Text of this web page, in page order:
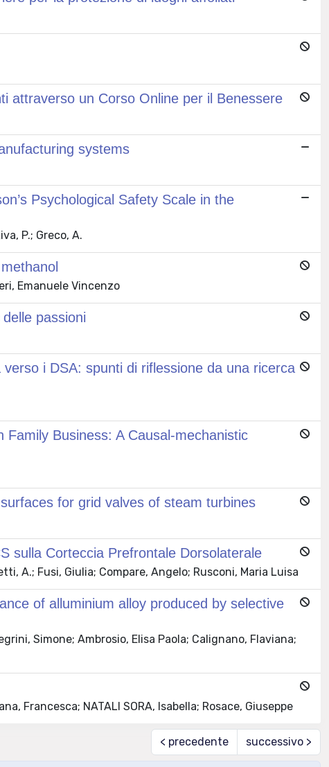
attraverso un Corso Online per il Benessere
systems
Psychological Safety Scale in the
P.; Greco, A.
Emanuele Vincenzo
passioni
i DSA: spunti di riflessione da una ricerca
Business: A Causal-mechanistic
for grid valves of steam turbines
sulla Corteccia Prefrontale Dorsolaterale
A.; Fusi, Giulia; Compare, Angelo; Rusconi, Maria Luisa
of alluminium alloy produced by selective
Simone; Ambrosio, Elisa Paola; Calignano, Flaviana;
Francesca; NATALI SORA, Isabella; Rosace, Giuseppe
< precedente successivo >